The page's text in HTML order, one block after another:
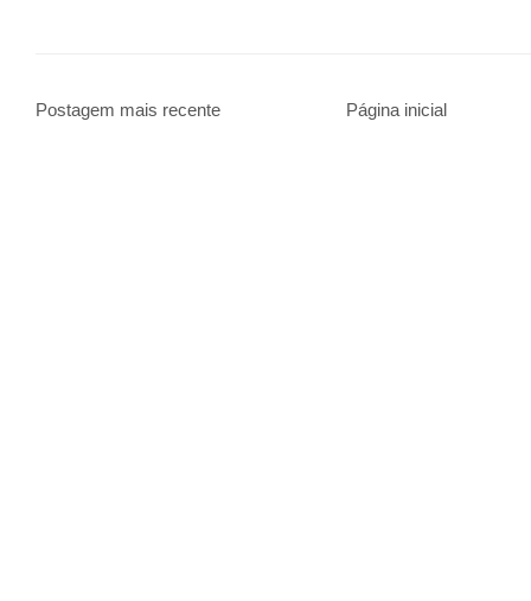
Postagem mais recente Página inicial